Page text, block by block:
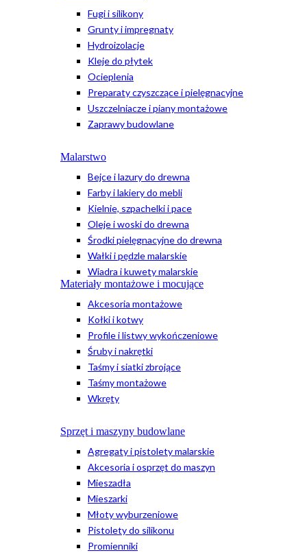
Fugi i silikony
Grunty i impregnaty
Hydroizolacje
Kleje do płytek
Ocieplenia
Preparaty czyszczące i pielęgnacyjne
Uszczelniacze i piany montażowe
Zaprawy budowlane
Malarstwo
Bejce i lazury do drewna
Farby i lakiery do mebli
Kielnie, szpachelki i pace
Oleje i woski do drewna
Środki pielęgnacyjne do drewna
Wałki i pędzle malarskie
Wiadra i kuwety malarskie
Materiały montażowe i mocujące
Akcesoria montażowe
Kołki i kotwy
Profile i listwy wykończeniowe
Śruby i nakrętki
Taśmy i siatki zbrojące
Taśmy montażowe
Wkręty
Sprzęt i maszyny budowlane
Agregaty i pistolety malarskie
Akcesoria i osprzęt do maszyn
Mieszadła
Mieszarki
Młoty wyburzeniowe
Pistolety do silikonu
Promienniki